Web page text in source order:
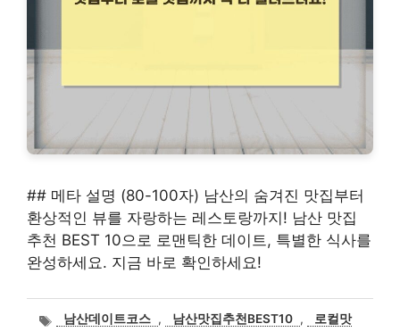
## 메타 설명 (80-100자) 남산의 숨겨진 맛집부터
환상적인 뷰를 자랑하는 레스토랑까지! 남산 맛집
추천 BEST 10으로 로맨틱한 데이트, 특별한 식사를
완성하세요. 지금 바로 확인하세요!
태남산데이트코스 , 남산맛집추천BEST10 ,
로컬맛